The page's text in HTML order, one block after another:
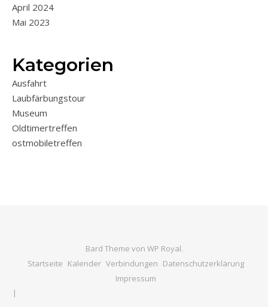
April 2024
Mai 2023
Kategorien
Ausfahrt
Laubfärbungstour
Museum
Oldtimertreffen
ostmobiletreffen
Bard Theme von WP Royal.
Startseite Kalender Verbindungen Datenschutzerklärung
Impressum